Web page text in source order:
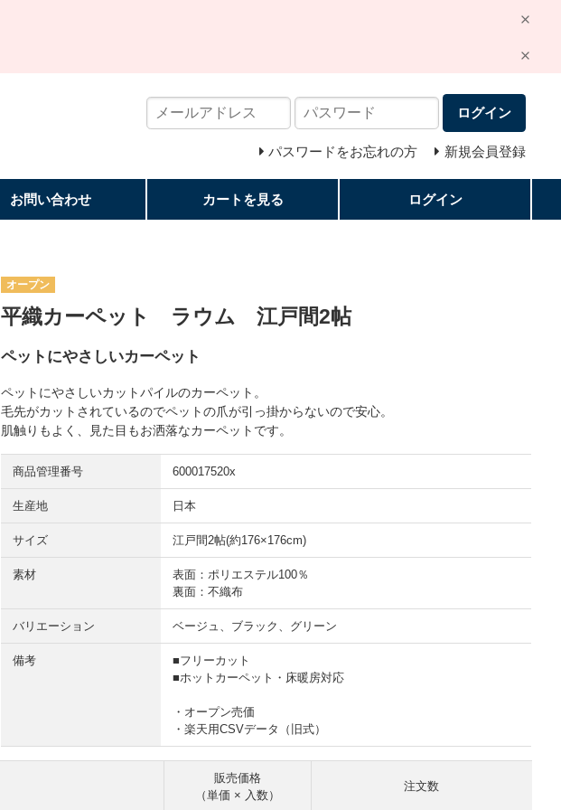
ログイン
パスワードをお忘れの方 新規会員登録
お問い合わせ カートを見る ログイン
オープン
平織カーペット ラウム 江戸間2帖
ペットにやさしいカーペット
ペットにやさしいカットパイルのカーペット。
毛先がカットされているのでペットの爪が引っ掛からないので安心。
肌触りもよく、見た目もお洒落なカーペットです。
商品管理番号 600017520x
生産地 日本
サイズ 江戸間2帖(約176×176cm)
素材
表面：ポリエステル100％
裏面：不織布
バリエーション ベージュ、ブラック、グリーン
備考
■フリーカット
■ホットカーペット・床暖房対応
・オープン売価
・楽天用CSVデータ（旧式）
販売価格
（単価 × 入数）
注文数